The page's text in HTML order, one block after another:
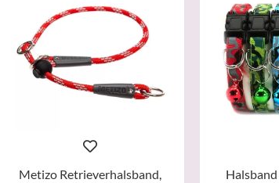
Metizo Retrieverhalsband,